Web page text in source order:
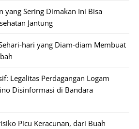
yang Sering Dimakan Ini Bisa
Jantung
hari yang Diam-diam Membuat
Legalitas Perdagangan Logam
Disinformasi di Bandara
Picu Keracunan, dari Buah